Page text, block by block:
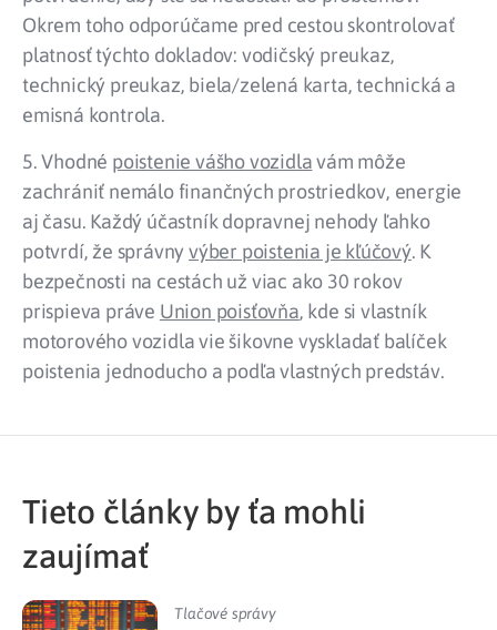
Okrem toho odporúčame pred cestou skontrolovať
platnosť týchto dokladov: vodičský preukaz,
technický preukaz, biela/zelená karta, technická a
emisná kontrola.
5. Vhodné poistenie vášho vozidlavám môže
zachrániť nemálo finančných prostriedkov, energie
aj času. Každý účastník dopravnej nehody ľahko
potvrdí, že správnyvýber poistenia je kľúčový. K
bezpečnosti na cestách už viac ako 30 rokov
prispieva práve Union poisťovňa, kde si vlastník
motorového vozidla vie šikovne vyskladať balíček
poistenia jednoducho a podľa vlastných predstáv.
Tieto články by ťa mohli
zaujímať
Tlačové správy